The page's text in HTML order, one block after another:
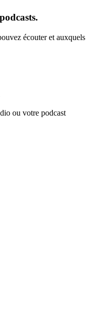
écouter et auxquels
ou votre podcast